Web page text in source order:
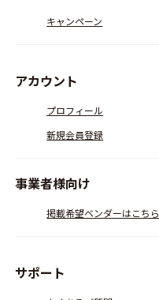
キャンペーン
アカウント
プロフィール
新規会員登録
事業者様向け
掲載希望ベンダーはこちら
サポート